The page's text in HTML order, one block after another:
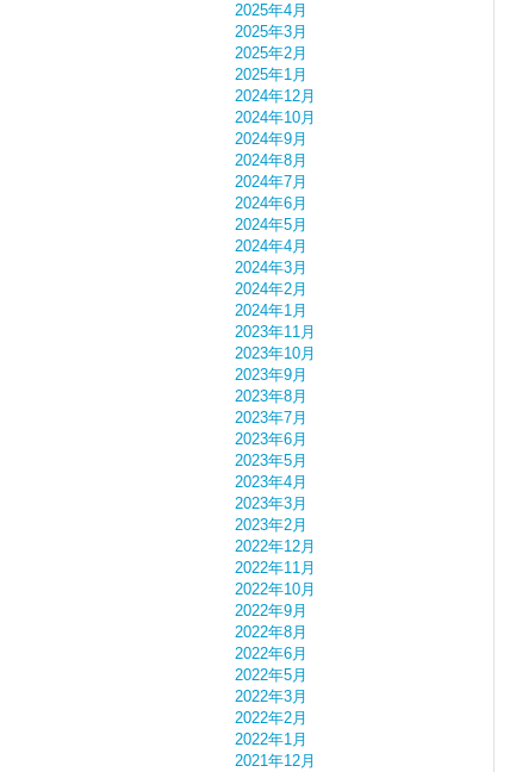
2025年4月
2025年3月
2025年2月
2025年1月
2024年12月
2024年10月
2024年9月
2024年8月
2024年7月
2024年6月
2024年5月
2024年4月
2024年3月
2024年2月
2024年1月
2023年11月
2023年10月
2023年9月
2023年8月
2023年7月
2023年6月
2023年5月
2023年4月
2023年3月
2023年2月
2022年12月
2022年11月
2022年10月
2022年9月
2022年8月
2022年6月
2022年5月
2022年3月
2022年2月
2022年1月
2021年12月